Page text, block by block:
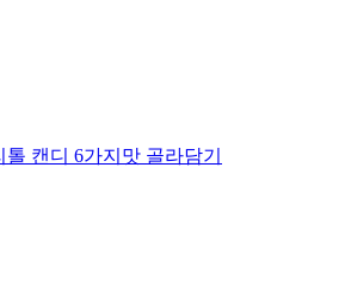
캔디 6가지맛 골라담기